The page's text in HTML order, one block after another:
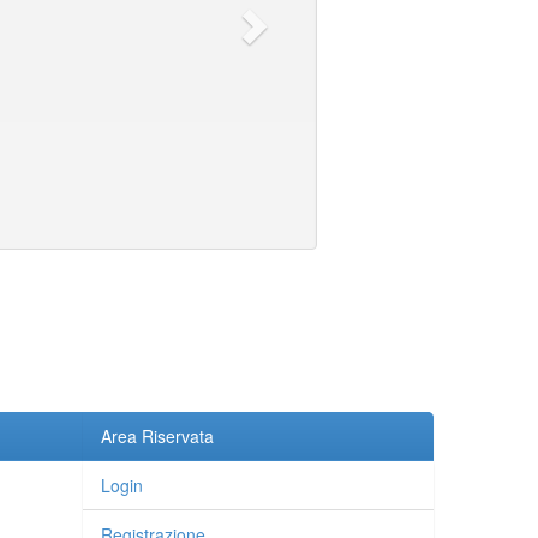
Area Riservata
Login